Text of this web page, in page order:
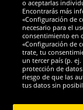
o aceptarlas
Encontrarás más
«Configuración de
necesario para el
consentimiento en
«Configuración de
trate, tu
un tercer país (p.
protección de datos
riesgo de que las
tus datos sin